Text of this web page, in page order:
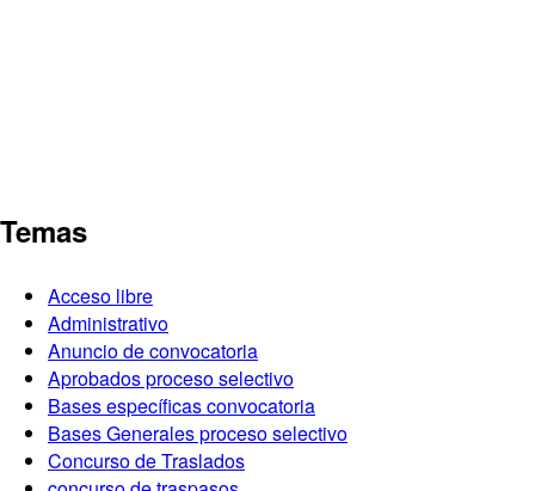
Temas
Acceso libre
Administrativo
Anuncio de convocatoria
Aprobados proceso selectivo
Bases específicas convocatoria
Bases Generales proceso selectivo
Concurso de Traslados